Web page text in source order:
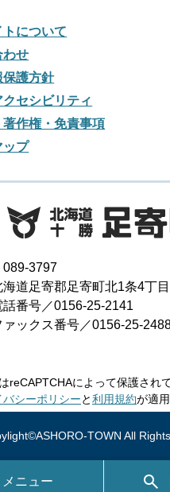
年01月
年02月
年01月
年03月
年02月
年04月
年03月
年02月
年01月
年05月
年04月
年03月
年07月
年06月
年05月
年02月
年01月
年08月
年07月
年06月
年05月
年04月
年03月
年01月
年08月
年07月
年06月
年05月
年04月
年02月
年01月
年10月
年09月
年08月
年05月
年04月
年03月
トについて
わせ
保護方針
クセシビリティ
著作権・免責事項
ップ
089-3797
海道足寄郡足寄町北1条4丁
話番号／0156-25-2141
ァックス番号／0156-25-
reCAPTCHAによって保護され
バシーポリシーと利用規約が適
TOWN All
メニュー